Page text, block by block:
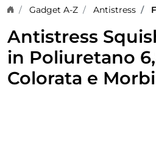
Home page
Gadget A-Z Antistress
Antistress
in Poliuretano
Colorata e